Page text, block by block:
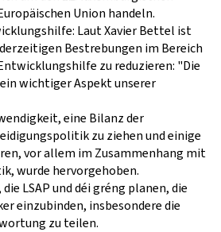
Union handeln.
Laut Xavier Bettel ist
Bestrebungen im Bereich
zu reduzieren: "Die
wichtiger Aspekt unserer
eine Bilanz der
zu ziehen und einige
vor allem im Zusammenhang mit
wurde hervorgehoben.
LSAP und déi gréng planen, die
einzubinden, insbesondere die
zu teilen.